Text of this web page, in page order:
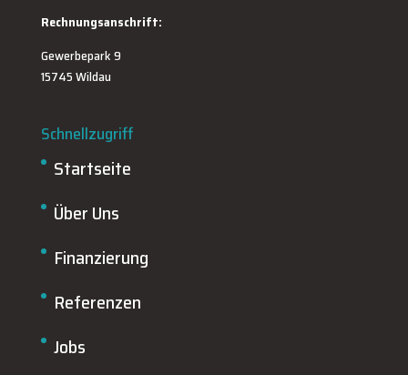
Rechnungsanschrift:
Gewerbepark 9
15745 Wildau
Schnellzugriff
Startseite
Über Uns
Finanzierung
Referenzen
Jobs